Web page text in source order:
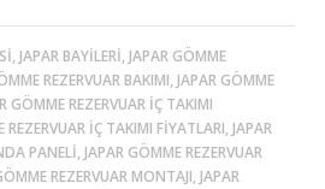
JAPAR BAYILERI, JAPAR GÖMME
REZERVUAR BAKIMI, JAPAR GÖMME
GÖMME REZERVUAR İÇ TAKIMI
İÇ TAKIMI FIYATLARI, JAPAR
PANELI, JAPAR GÖMME REZERVUAR
REZERVUAR MONTAJI, JAPAR